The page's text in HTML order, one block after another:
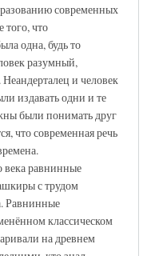
современных
что
одна, будь то
разумный,
и человек
издавать одни и те
были понимать друг
что современная речь
века равнинные
с трудом
Равнинные
классическом
на древнем